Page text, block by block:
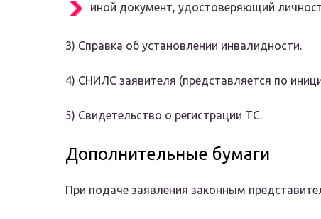
иной документ, удостоверяющий
3) Справка об установлении инвалидности.
4) СНИЛС заявителя (представляется по
5) Свидетельство о регистрации ТС.
Дополнительные бумаги
При подаче заявления законным